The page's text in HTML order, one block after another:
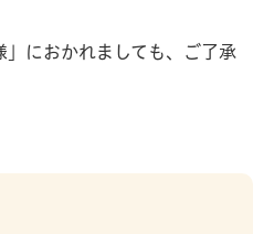
におかれましても、ご了承